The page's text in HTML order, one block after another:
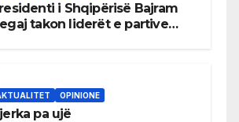
i Shqipërisë Bajram
takon liderët e partive
OPINIONE
pa ujë